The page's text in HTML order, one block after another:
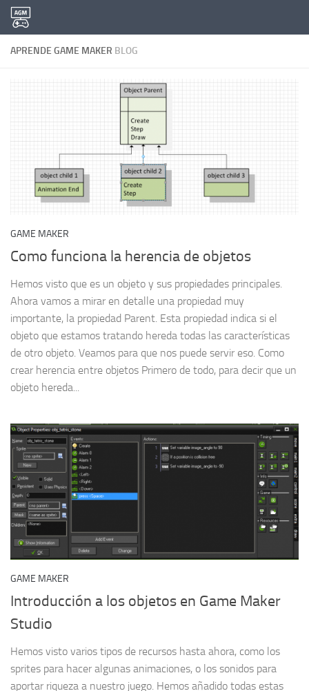
Saltar al contenido
APRENDE GAME MAKER BLOG
GAME MAKER
Como funciona la herencia de objetos
Hemos visto que es un objeto y sus propiedades principales.
Ahora vamos a mirar en detalle una propiedad muy
importante, la propiedad Parent. Esta propiedad indica si el
objeto que estamos tratando hereda todas las características
de otro objeto. Veamos para que nos puede servir eso. Como
crear herencia entre objetos Primero de todo, para decir que un
objeto hereda...
GAME MAKER
Introducción a los objetos en Game Maker
Studio
Hemos visto varios tipos de recursos hasta ahora, como los
sprites para hacer algunas animaciones, o los sonidos para
aportar riqueza a nuestro juego. Hemos añadido todas estas